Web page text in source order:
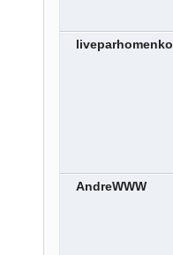
liveparhomenko
AndreWWW